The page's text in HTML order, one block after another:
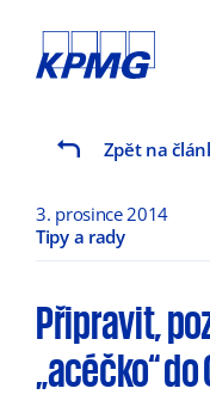
Zpět na
3. prosince 2014
Tipy a rady
Připravit,
„acéčko“